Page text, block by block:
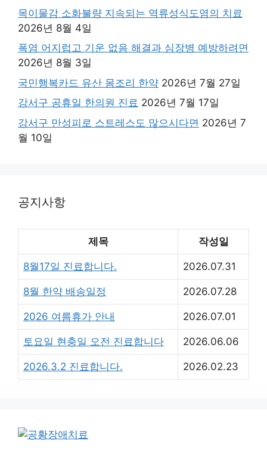
목이물감 소화불량 지속되는 역류성식도염의 치료
2026년 8월 4일
폭염 어지럽고 기운 없음 해결과 심장병 예방하려면
2026년 8월 3일
국민행복카드 유산 몸조리 한약 2026년 7월 27일
강서구 공휴일 한의원 진료 2026년 7월 17일
강서구 만성피로 스트레스도 많으시다면 2026년 7
월 10일
공지사항
제목 작성일
8월17일 진료합니다. 2026.07.31
8월 한약 배송일정 2026.07.28
2026 여름휴가 안내 2026.07.01
토요일 현충일 오전 진료합니다 2026.06.06
2026.3.2 진료합니다. 2026.02.23